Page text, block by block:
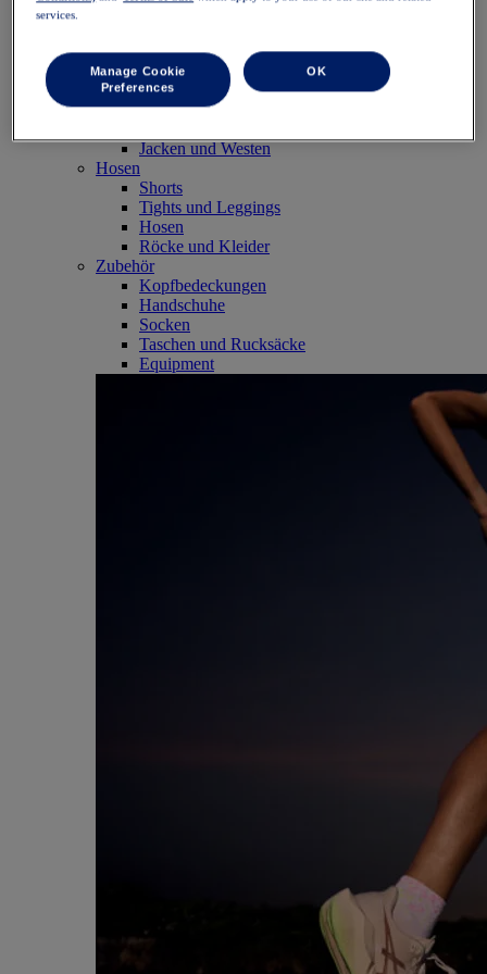
Sport-BHs
Tanktops
Kurzarmshirts
Langarmshirts
Jacken und Westen
Hosen
Shorts
Tights und Leggings
Hosen
Röcke und Kleider
Zubehör
Kopfbedeckungen
Handschuhe
Socken
Taschen und Rucksäcke
Equipment
services.
Manage Cookie
Preferences
OK